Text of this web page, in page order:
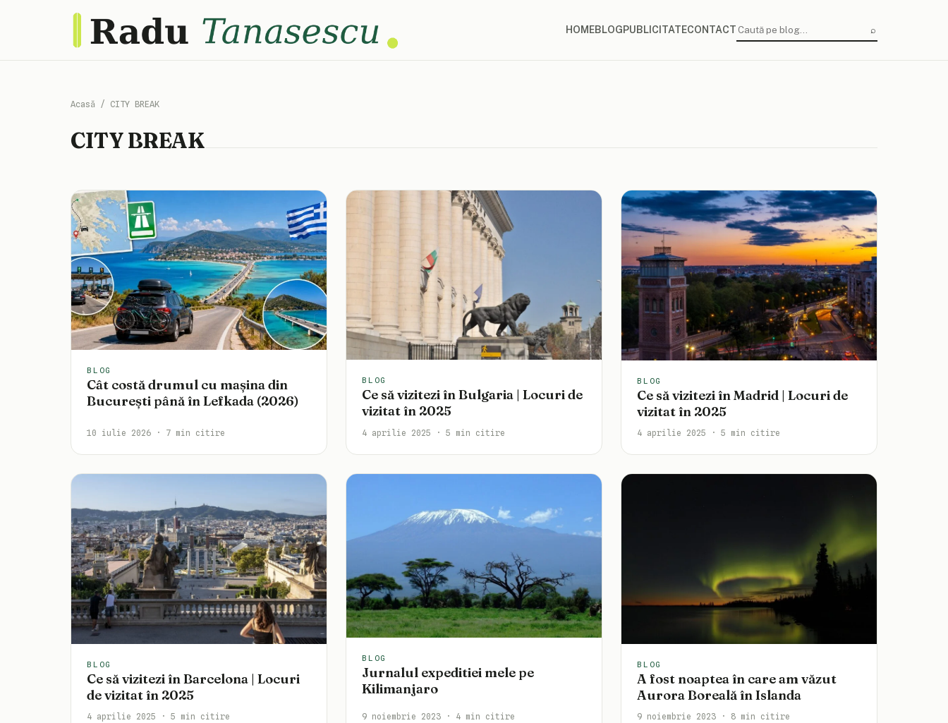
HOMEBLOGPUBLICITATECONTACT
Caută
⌕
Acasă / CITY BREAK
CITY BREAK
BLOG
Cât costă drumul cu mașina din
București până în Lefkada (2026)
10 iulie 2026 · 7 min citire
BLOG
Ce să vizitezi în Bulgaria | Locuri de
vizitat în 2025
4 aprilie 2025 · 5 min citire
BLOG
Ce să vizitezi în Madrid | Locuri de
vizitat în 2025
4 aprilie 2025 · 5 min citire
BLOG
Ce să vizitezi în Barcelona | Locuri
de vizitat în 2025
4 aprilie 2025 · 5 min citire
BLOG
Jurnalul expeditiei mele pe
Kilimanjaro
9 noiembrie 2023 · 4 min citire
BLOG
A fost noaptea în care am văzut
Aurora Boreală în Islanda
9 noiembrie 2023 · 8 min citire